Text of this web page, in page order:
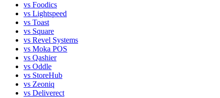
vs Foodics
vs Lightspeed
vs Toast
vs Square
vs Revel Systems
vs Moka POS
vs Qashier
vs Oddle
vs StoreHub
vs Zeoniq
vs Deliverect